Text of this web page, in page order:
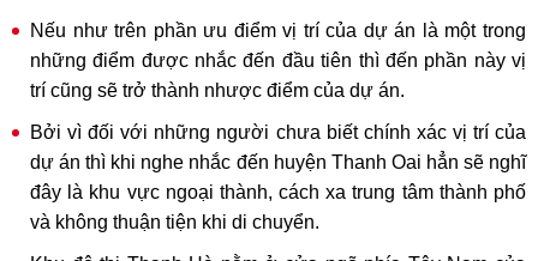
Nếu như trên phần ưu điểm vị trí của dự án là một trong
những điểm được nhắc đến đầu tiên thì đến phần này vị
trí cũng sẽ trở thành nhược điểm của dự án.
Bởi vì đối với những người chưa biết chính xác vị trí của
dự án thì khi nghe nhắc đến huyện Thanh Oai hẳn sẽ nghĩ
đây là khu vực ngoại thành, cách xa trung tâm thành phố
và không thuận tiện khi di chuyển.